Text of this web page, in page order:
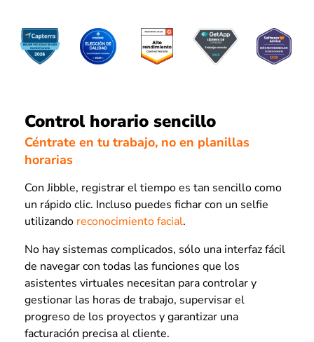
Control horario sencillo
Céntrate en tu trabajo, no en planillas
horarias
Con Jibble, registrar el tiempo es tan sencillo como
un rápido clic. Incluso puedes fichar con un selfie
utilizando reconocimiento facial.
No hay sistemas complicados, sólo una interfaz fácil
de navegar con todas las funciones que los
asistentes virtuales necesitan para controlar y
gestionar las horas de trabajo, supervisar el
progreso de los proyectos y garantizar una
facturación precisa al cliente.